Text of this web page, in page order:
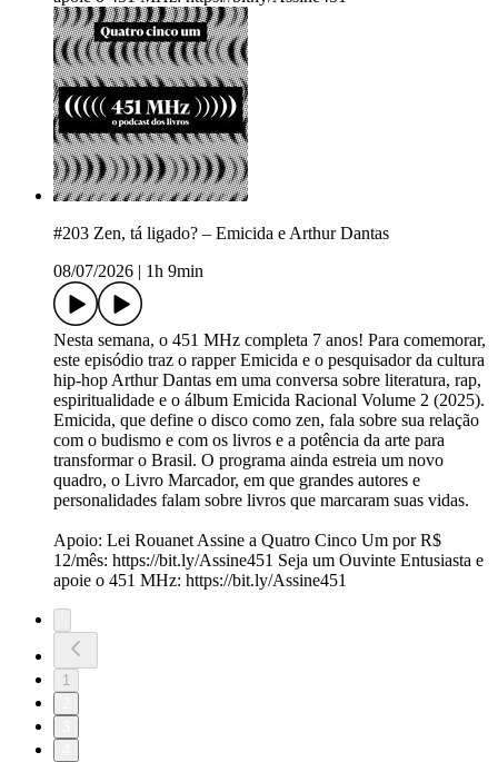
#203 Zen, tá ligado? – Emicida e Arthur Dantas
08/07/2026
1h 9min
Nesta semana, o 451 MHz completa 7 anos! Para comemorar,
este episódio traz o rapper Emicida e o pesquisador da cultura
hip-hop Arthur Dantas em uma conversa sobre literatura, rap,
espiritualidade e o álbum Emicida Racional Volume 2 (2025).
Emicida, que define o disco como zen, fala sobre sua relação
com o budismo e com os livros e a potência da arte para
transformar o Brasil. O programa ainda estreia um novo
quadro, o Livro Marcador, em que grandes autores e
personalidades falam sobre livros que marcaram suas vidas.
Apoio: Lei Rouanet Assine a Quatro Cinco Um por R$
12/mês: https://bit.ly/Assine451 Seja um Ouvinte Entusiasta e
apoie o 451 MHz: https://bit.ly/Assine451
1